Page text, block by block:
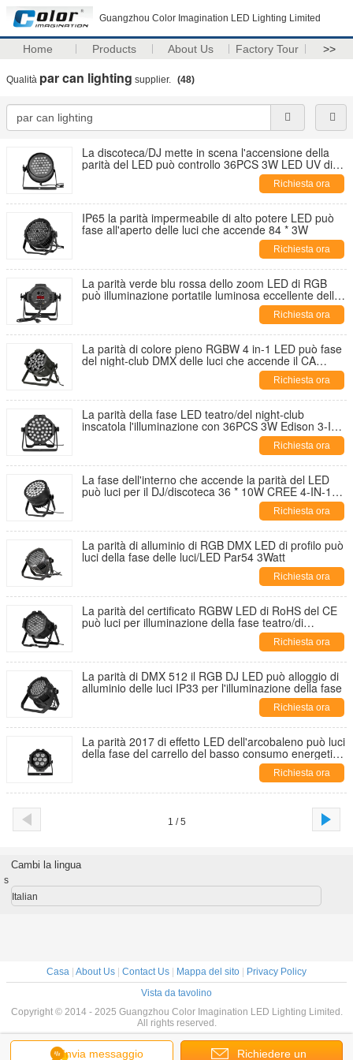
Guangzhou Color Imagination LED Lighting Limited
Home Products About Us Factory Tour >>
Qualità par can lighting supplier. (48)
La discoteca/DJ mette in scena l'accensione della
parità del LED può controllo 36PCS 3W LED UV di
Richiesta ora
IP65 la parità impermeabile di alto potere LED può
fase all'aperto delle luci che accende 84 * 3W
Richiesta ora
La parità verde blu rossa dello zoom LED di RGB
può illuminazione portatile luminosa eccellente della
Richiesta ora
La parità di colore pieno RGBW 4 in-1 LED può fase
del night-club DMX delle luci che accende il CA
Richiesta ora
La parità della fase LED teatro/del night-club
inscatola l'illuminazione con 36PCS 3W Edison 3-IN-
Richiesta ora
La fase dell'interno che accende la parità del LED
può luci per il DJ/discoteca 36 * 10W CREE 4-IN-1
Richiesta ora
La parità di alluminio di RGB DMX LED di profilo può
luci della fase delle luci/LED Par54 3Watt
Richiesta ora
La parità del certificato RGBW LED di RoHS del CE
può luci per illuminazione della fase teatro/di
Richiesta ora
La parità di DMX 512 il RGB DJ LED può alloggio di
alluminio delle luci IP33 per l'illuminazione della fase
Richiesta ora
La parità 2017 di effetto LED dell'arcobaleno può luci
della fase del carrello del basso consumo energetico
Richiesta ora
1 / 5
Invia messaggio Richiedere un
Cambi la lingua
s
Italian
Casa About Us Contact Us Mappa del sito
Privacy Policy
Vista da tavolino
Copyright © 2014 - 2025 Guangzhou Color Imagination LED Lighting Limited.
All rights reserved.